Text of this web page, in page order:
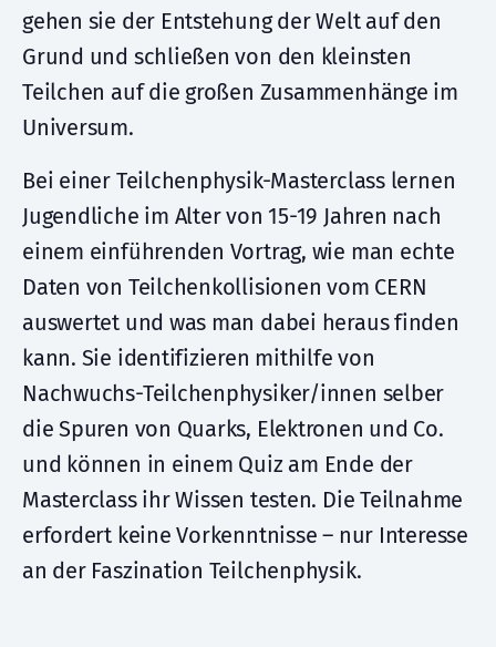
gehen sie der Entstehung der Welt auf den
Grund und schließen von den kleinsten
Teilchen auf die großen Zusammenhänge im
Universum.
Bei einer Teilchenphysik-Masterclass lernen
Jugendliche im Alter von 15-19 Jahren nach
einem einführenden Vortrag, wie man echte
Daten von Teilchenkollisionen vom CERN
auswertet und was man dabei heraus finden
kann. Sie identifizieren mithilfe von
Nachwuchs-Teilchenphysiker/innen selber
die Spuren von Quarks, Elektronen und Co.
und können in einem Quiz am Ende der
Masterclass ihr Wissen testen. Die Teilnahme
erfordert keine Vorkenntnisse – nur Interesse
an der Faszination Teilchenphysik.